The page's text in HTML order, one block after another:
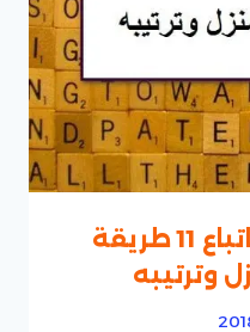
إصنعي البهجة باتباع 11 طريقة
وترتيبه